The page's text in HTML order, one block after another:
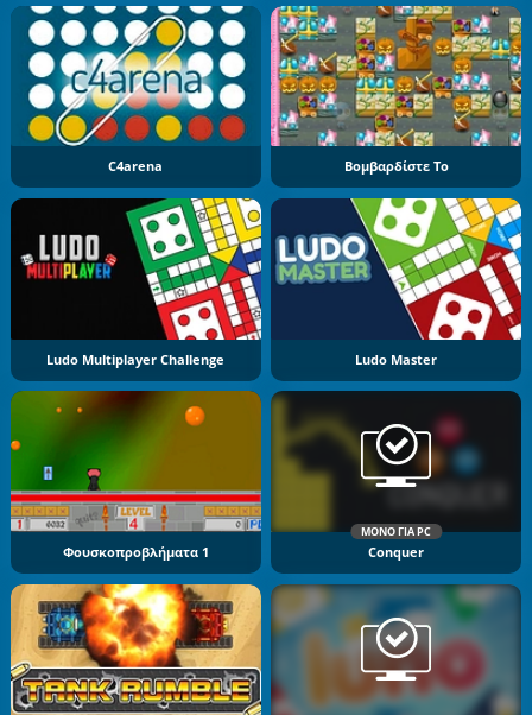
C4arena Βομβαρδίστε Το
Ludo Multiplayer Challenge Ludo Master
Φουσκοπροβλήματα 1
ΜΌΝΟ ΓΙΑ PC
Conquer